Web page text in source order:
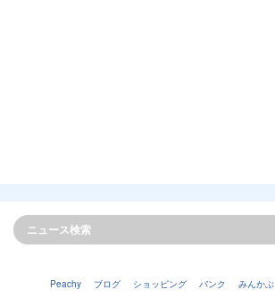
Peachy ブログ ショッピング バンク みんかぶ